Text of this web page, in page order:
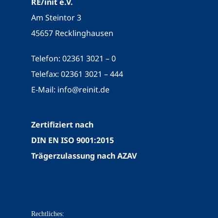
Am Steintor 3
45657 Recklinghausen
Telefon: 02361 3021 – 0
Telefax: 02361 3021 – 444
E-Mail: info@reinit.de
Zertifiziert nach
DIN EN ISO 9001:2015
Trägerzulassung nach AZAV
Rechtliches: